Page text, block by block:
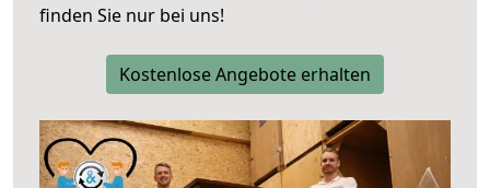
finden Sie nur bei uns!
Kostenlose Angebote erhalten